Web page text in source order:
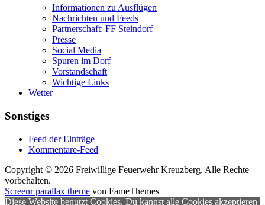
Informationen zu Ausflügen
Nachrichten und Feeds
Partnerschaft: FF Steindorf
Presse
Social Media
Spuren im Dorf
Vorstandschaft
Wichtige Links
Wetter
Sonstiges
Feed der Einträge
Kommentare-Feed
Copyright © 2026 Freiwillige Feuerwehr Kreuzberg. Alle Rechte
vorbehalten.
Screenr parallax theme von FameThemes
Diese Website benutzt Cookies. Du kannst alle Cookies akzeptieren